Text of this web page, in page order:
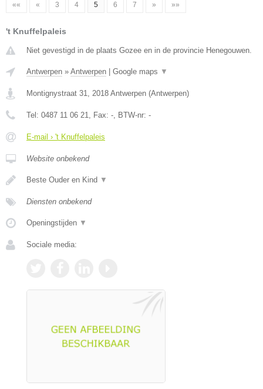
«« « 3 4 5 6 7 » »»
't Knuffelpaleis
Niet gevestigd in de plaats Gozee en in de provincie Henegouwen.
Antwerpen » Antwerpen Google maps ▼
Montignystraat 31, 2018 Antwerpen (Antwerpen)
Tel: 0487 11 06 21, Fax: -, BTW-nr: -
E-mail › 't Knuffelpaleis
Website onbekend
Beste Ouder en Kind ▼
Diensten onbekend
Openingstijden ▼
Sociale media: